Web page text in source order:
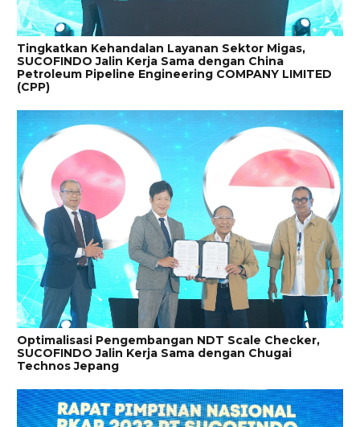
Tingkatkan Kehandalan Layanan Sektor Migas,
SUCOFINDO Jalin Kerja Sama dengan China
Petroleum Pipeline Engineering COMPANY LIMITED
(CPP)
Optimalisasi Pengembangan NDT Scale Checker,
SUCOFINDO Jalin Kerja Sama dengan Chugai
Technos Jepang